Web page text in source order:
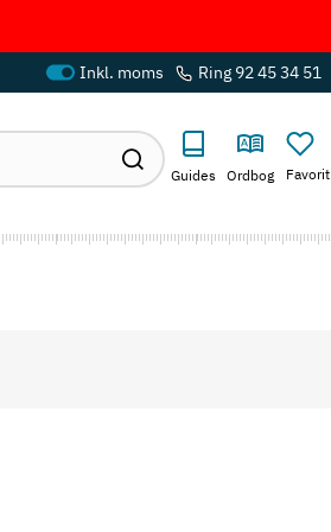
Ring 92 45 34 51
Guides Ordbog Favorit